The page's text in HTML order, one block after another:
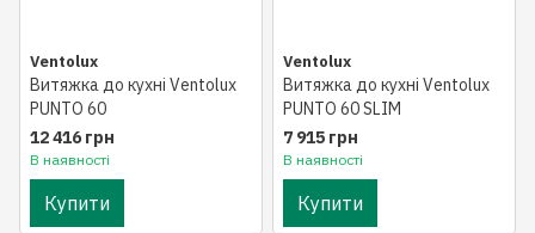
Ventolux
Витяжка до кухні Ventolux
PUNTO 60
12 416 грн
В наявності
Купити
Ventolux
Витяжка до кухні Ventolux
PUNTO 60 SLIM
7 915 грн
В наявності
Купити